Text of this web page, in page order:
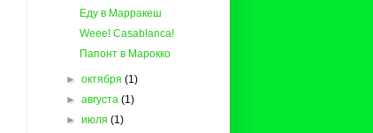
Еду в Марракеш
Weee! Casablanca!
Папонт в Марокко
►октября(1)
►августа(1)
►июля(1)